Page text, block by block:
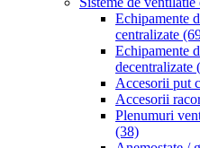
Echipamente
centralizate
Echipamente
decentralizate
Accesorii put
Accesorii
Plenumuri
(38)